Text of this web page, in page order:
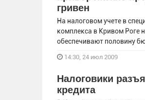
гривен
На налоговом учете в
комплекса в Кривом Роге
обеспечивают половину
14:30, 24 июл 2009
Налоговики
кредита